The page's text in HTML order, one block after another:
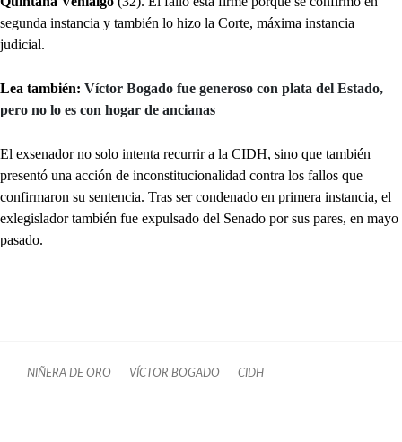
segunda instancia y también lo hizo la Corte, máxima instancia
judicial.
Lea también: Víctor Bogado fue generoso con plata del Estado,
pero no lo es con hogar de ancianas
El exsenador no solo intenta recurrir a la CIDH, sino que también
presentó una acción de inconstitucionalidad contra los fallos que
confirmaron su sentencia. Tras ser condenado en primera instancia, el
exlegislador también fue expulsado del Senado por sus pares, en mayo
pasado.
NIÑERA DE ORO VÍCTOR BOGADO CIDH